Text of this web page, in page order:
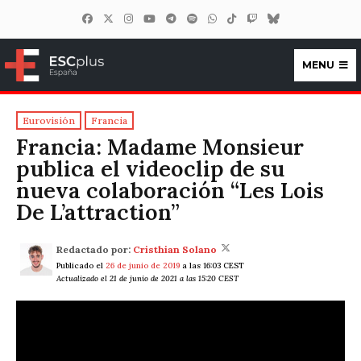
ESCplus España
MENU
Eurovisión Francia
Francia: Madame Monsieur
publica el videoclip de su
nueva colaboración “Les Lois
De L’attraction”
Redactado por: Cristhian Solano
Publicado el 26 de junio de 2019 a las 16:03 CEST
Actualizado el 21 de junio de 2021 a las 15:20 CEST